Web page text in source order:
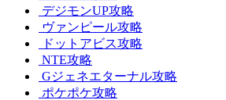
デジモンUP攻略
ヴァンピール攻略
ドットアビス攻略
NTE攻略
Gジェネエターナル攻略
ポケポケ攻略